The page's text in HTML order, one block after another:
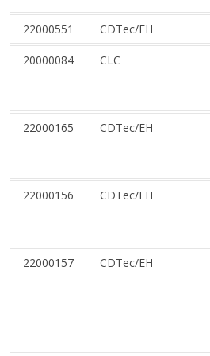
22000551 CDTec/EH
20000084 CLC
22000165 CDTec/EH
22000156 CDTec/EH
22000157 CDTec/EH